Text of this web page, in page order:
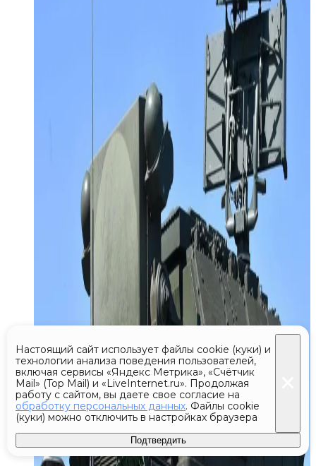
Настоящий сайт использует файлы cookie (куки) и
технологии анализа поведения пользователей,
включая сервисы «Яндекс Метрика», «Счётчик
Mail» (Top Mail) и «LiveInternet.ru». Продолжая
работу с сайтом, вы даете свое согласие на
обработку персональных данных. Файлы cookie
(куки) можно отключить в настройках браузера
Подтвердить